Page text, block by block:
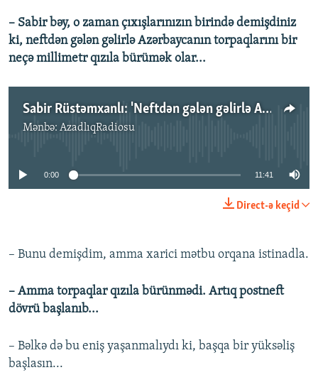
– Sabir bəy, o zaman çıxışlarınızın birində demişdiniz
ki, neftdən gələn gəlirlə Azərbaycanın torpaqlarını bir
neçə millimetr qızıla bürümək olar...
Sabir Rüstəmxanlı: 'Neftdən gələn gəlirlə Azərbaycanın torpaqlarını bir neçə millimetr qızıla bürümək olar...'
Mənbə: AzadlıqRadiosu
No media source currently available
0:00 11:41
Direct-ə keçid
– Bunu demişdim, amma xarici mətbu orqana istinadla.
– Amma torpaqlar qızıla bürünmədi. Artıq postneft
dövrü başlanıb...
– Bəlkə də bu eniş yaşanmalıydı ki, başqa bir yüksəliş
başlasın...